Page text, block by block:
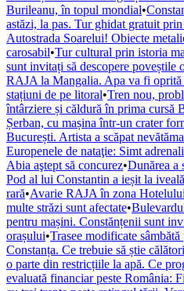
Burileanu, în topul mondial•
astăzi, la pas. Tur ghidat gratuit
Autostrada Soarelui! Obiecte
carosabil•Tur cultural prin istoria
sunt invitați să descopere poveștile
RAJA la Mangalia. Apa va fi oprită
stațiuni de pe litoral•Tren nou,
întârziere și căldură în prima cursă
Șerban, cu mașina într-un crater
București. Artista a scăpat
Europenele de nataţie: Simt
Abia aştept să concurez•Dunărea a
Pod al lui Constantin a ieșit la
rară•Avarie RAJA în zona
multe străzi sunt afectate•
pentru mașini. Constănțenii sunt
orașului•Trasee modificate
Constanța. Ce trebuie să știe
o parte din restricțiile la apă. Ce
evaluată financiar peste România: